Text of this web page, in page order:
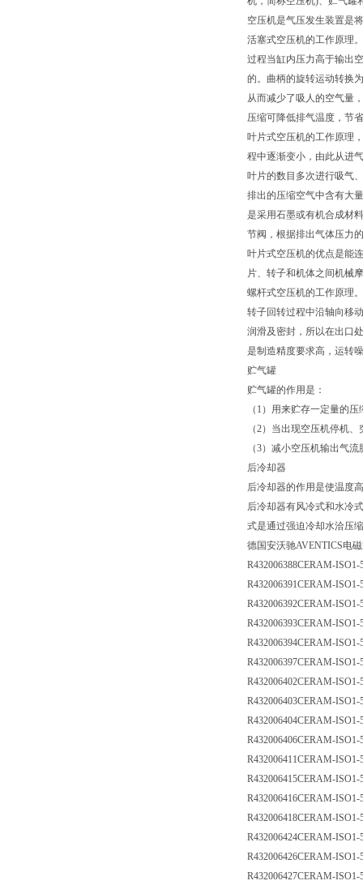
空压机是气压发生装置是
活塞式空压机的工作原理
过程当缸内压力高于输出
的。曲柄的旋转运动转换
从而减少了吸人的空气量
压缩可降低排气温度，节
叶片式空压机的工作原理
程中逐渐变小，由此从进
叶片的数目多次进行吸气
排出的压缩空气中含有大
是采用石墨或有机合成材
节阀，根据排出气体压力
叶片式空压机的优点是能
片、转子和机体之间机械
螺杆式空压机的工作原理
转子回转过程中沿轴向移
润滑及密封，所以在出口
是制造精度要求高，运转
贮气罐
贮气罐的作用是：
（1）用来贮存一定量的
（2）当出现空压机停机
（3）减小空压机输出气
后冷却器
后冷却器的作用是使温度
后冷却器有风冷式和水冷
式是通过强迫冷却水洽压
德国安沃驰AVENTICS电
R432006388CERAM-ISO1-
R432006391CERAM-ISO1-
R432006392CERAM-ISO1-
R432006393CERAM-ISO1-
R432006394CERAM-ISO1-
R432006397CERAM-ISO1-
R432006402CERAM-ISO1-
R432006403CERAM-ISO1-
R432006404CERAM-ISO1-
R432006406CERAM-ISO1-
R432006411CERAM-ISO1-
R432006415CERAM-ISO1-
R432006416CERAM-ISO1-
R432006418CERAM-ISO1-
R432006424CERAM-ISO1-
R432006426CERAM-ISO1-
R432006427CERAM-ISO1-